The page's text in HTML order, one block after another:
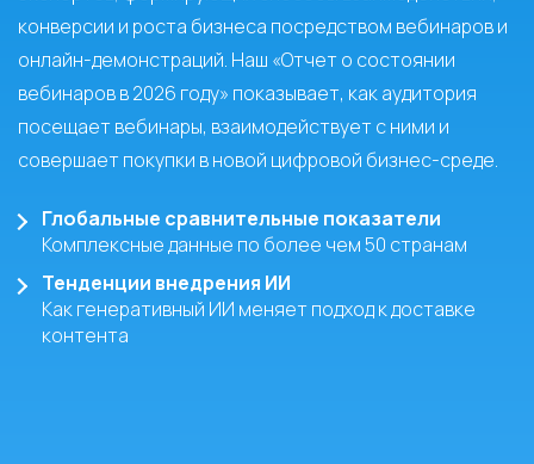
конверсии и роста бизнеса посредством вебинаров и
онлайн-демонстраций. Наш «Отчет о состоянии
вебинаров в 2026 году» показывает, как аудитория
посещает вебинары, взаимодействует с ними и
совершает покупки в новой цифровой бизнес-среде.
Глобальные сравнительные показатели
Комплексные данные по более чем 50 странам
Тенденции внедрения ИИ
Как генеративный ИИ меняет подход к доставке
контента